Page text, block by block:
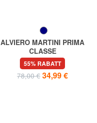
ALVIERO MARTINI PRIMA
CLASSE
GEO Schönheit mit
Manschette
55% RABATT
78,00 € 34,99 €